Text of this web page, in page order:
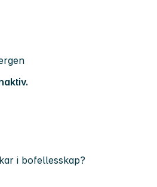
i bofellesskap?